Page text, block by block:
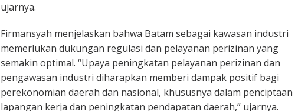
ujarnya.
Firmansyah menjelaskan bahwa Batam sebagai kawasan industri
memerlukan dukungan regulasi dan pelayanan perizinan yang
semakin optimal. “Upaya peningkatan pelayanan perizinan dan
pengawasan industri diharapkan memberi dampak positif bagi
perekonomian daerah dan nasional, khususnya dalam penciptaan
lapangan kerja dan peningkatan pendapatan daerah,” ujarnya.